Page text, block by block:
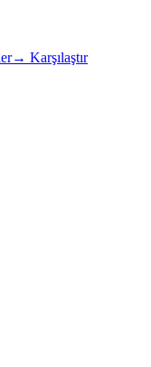
→ Karşılaştır